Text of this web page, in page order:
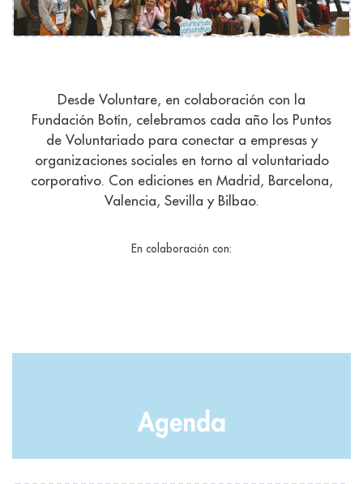
Desde Voluntare, en colaboración con la
Fundación Botín, celebramos cada año los Puntos
de Voluntariado para conectar a empresas y
organizaciones sociales en torno al voluntariado
corporativo. Con ediciones en Madrid, Barcelona,
Valencia, Sevilla y Bilbao.
En colaboración con:
Agenda